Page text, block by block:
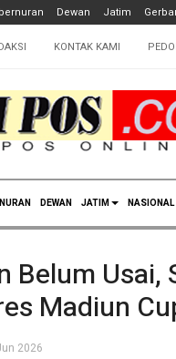
Dewan Jatim
KONTAK KAMI
DEWAN JATIM NASIONAL
Belum Usai,
Madiun
2026